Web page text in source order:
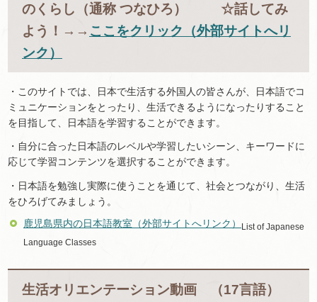
のくらし（通称 つなひろ） ☆話してみ
よう！→→ ここをクリック（外部サイトへリ
ンク）
・このサイトでは、日本で生活する外国人の皆さんが、日本語でコ
ミュニケーションをとったり、生活できるようになったりすること
を目指して、日本語を学習することができます。
・自分に合った日本語のレベルや学習したいシーン、キーワードに
応じて学習コンテンツを選択することができます。
・日本語を勉強し実際に使うことを通じて、社会とつながり、生活
をひろげてみましょう。
鹿児島県内の日本語教室（外部サイトへリンク）
List of Japanese
Language Classes
生活オリエンテーション動画 （17言語）